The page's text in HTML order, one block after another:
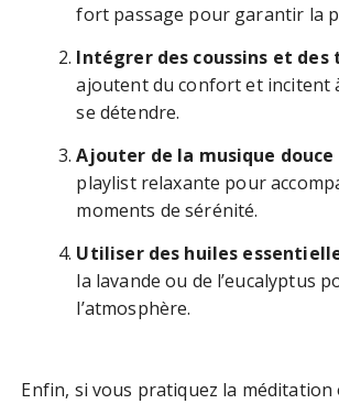
fort passage pour garantir la
Intégrer des coussins et des
ajoutent du confort et incitent
se détendre.
Ajouter de la musique douce
playlist relaxante pour
moments de sérénité.
Utiliser des huiles
la lavande ou de l’eucalyptus
l’atmosphère.
Enfin, si vous pratiquez la méditation